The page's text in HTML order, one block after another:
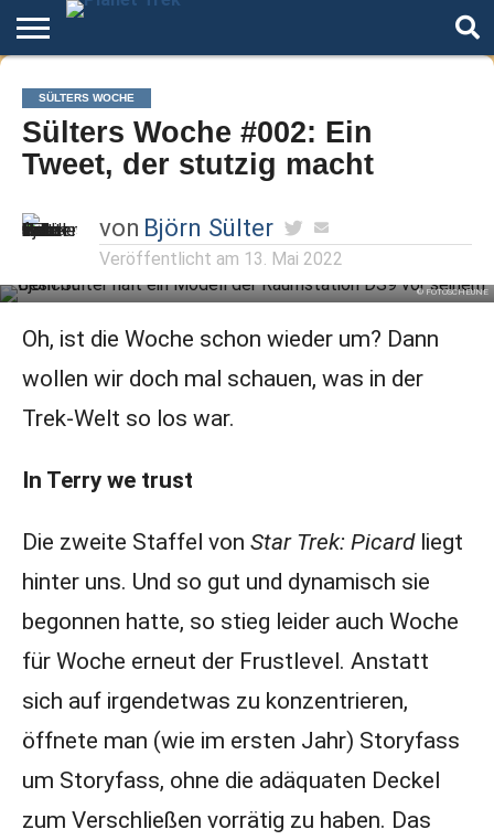
Home
Der
Podcast
Über
Star
Trek
Artikel
Andere
Welten
Autoren
Night
Mode
SÜLTERS WOCHE
Sülters Woche #002: Ein
Tweet, der stutzig macht
von Björn Sülter
Veröffentlicht am 13. Mai 2022
© FOTOSCHEUNE
Oh, ist die Woche schon wieder um? Dann
wollen wir doch mal schauen, was in der
Trek-Welt so los war.
In Terry we trust
Die zweite Staffel von Star Trek: Picardliegt
hinter uns. Und so gut und dynamisch sie
begonnen hatte, so stieg leider auch Woche
für Woche erneut der Frustlevel. Anstatt
sich auf irgendetwas zu konzentrieren,
öffnete man (wie im ersten Jahr) Storyfass
um Storyfass, ohne die adäquaten Deckel
zum Verschließen vorrätig zu haben. Das